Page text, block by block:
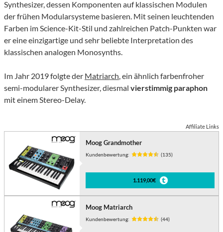
Synthesizer, dessen Komponenten auf klassischen Modulen
der frühen Modularsysteme basieren. Mit seinen leuchtenden
Farben im Science-Kit-Stil und zahlreichen Patch-Punkten war
er eine einzigartige und sehr beliebte Interpretation des
klassischen analogen Monosynths.
Im Jahr 2019 folgte der Matriarch, ein ähnlich farbenfroher
semi-modularer Synthesizer, diesmal vierstimmig paraphon
mit einem Stereo-Delay.
Affiliate Links
Moog Grandmother
Kundenbewertung: (135)
1.119,00€
Moog Matriarch
Kundenbewertung: (44)